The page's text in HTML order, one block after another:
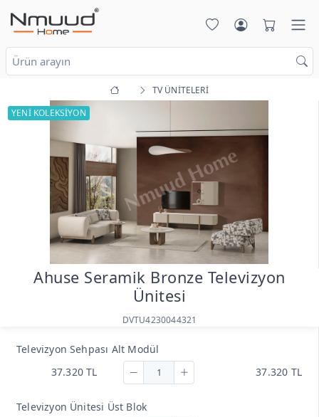
TV ÜNİTELERİ
YENİ KOLEKSİYON
Ahuse Seramik Bronze Televizyon
Ünitesi
DVTU4230044321
Televizyon Sehpası Alt Modül
37.320 TL
37.320 TL
Televizyon Ünitesi Üst Blok